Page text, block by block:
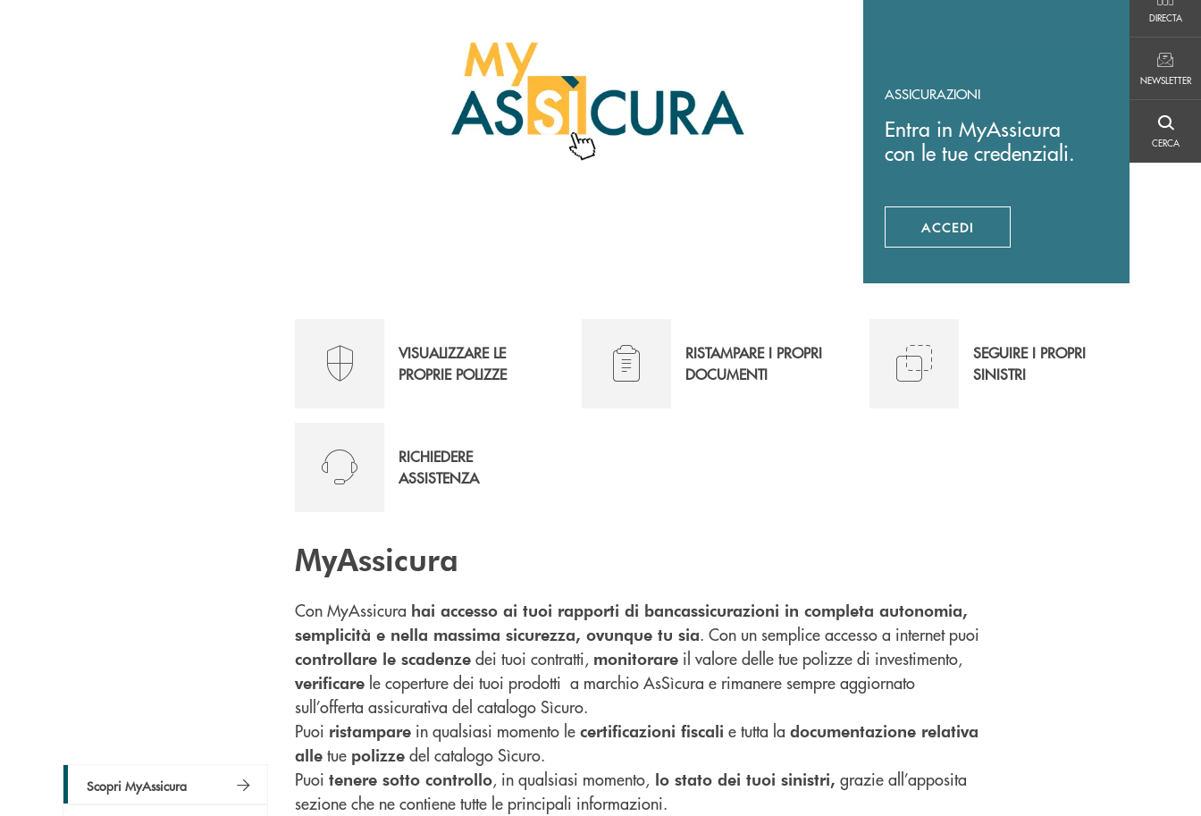
DIRECTA
NEWSLETTER
CERCA
CERCA
ASSICURAZIONI
Entra in MyAssicura
con le tue credenziali.
ACCEDIAPRE UNA NUOVA FINESTRA
Scopri MyAssicura
VISUALIZZARE LE
PROPRIE POLIZZE
RISTAMPARE I PROPRI
DOCUMENTI
SEGUIRE I PROPRI
SINISTRI
RICHIEDERE
ASSISTENZA
MyAssicura
Con MyAssicura hai accesso ai tuoi rapporti di bancassicurazioni in completa autonomia,
semplicità e nella massima sicurezza, ovunque tu sia. Con un semplice accesso a internet puoi
controllare le scadenze dei tuoi contratti, monitorare il valore delle tue polizze di investimento,
verificare le coperture dei tuoi prodotti a marchio AsSìcura e rimanere sempre aggiornato
sull’offerta assicurativa del catalogo Sìcuro.
Puoi ristampare in qualsiasi momento le certificazioni fiscali e tutta la documentazione relativa
alle tue polizze del catalogo Sìcuro.
Puoi tenere sotto controllo, in qualsiasi momento, lo stato dei tuoi sinistri, grazie all’apposita
sezione che ne contiene tutte le principali informazioni.